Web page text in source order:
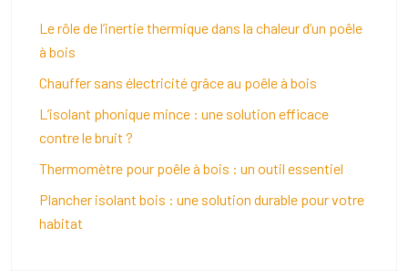
Le rôle de l’inertie thermique dans la chaleur d’un poêle
à bois
Chauffer sans électricité grâce au poêle à bois
L’isolant phonique mince : une solution efficace
contre le bruit ?
Thermomètre pour poêle à bois : un outil essentiel
Plancher isolant bois : une solution durable pour votre
habitat